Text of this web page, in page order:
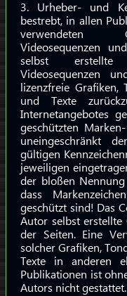
3. Urheber- und
bestrebt, in allen
verwendeten
Videosequenzen
selbst erstellte
Videosequenzen
lizenzfreie Grafiken,
und Texte
Internetangebotes
geschützten
uneingeschränkt
gültigen
jeweiligen
der bloßen
dass
geschützt sind! Das
Autor selbst
der Seiten. Eine
solcher Grafiken,
Texte in anderen
Publikationen ist
Autors nicht gestattet.